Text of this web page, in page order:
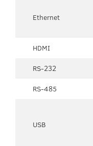
Ethernet
HDMI
RS-232
RS-485
USB